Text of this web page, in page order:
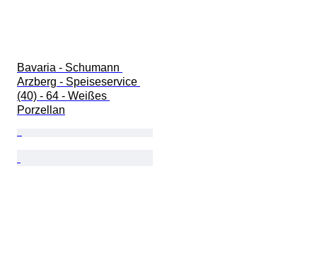
Bavaria - Schumann
Arzberg - Speiseservice
(40) - 64 - Weißes
Porzellan